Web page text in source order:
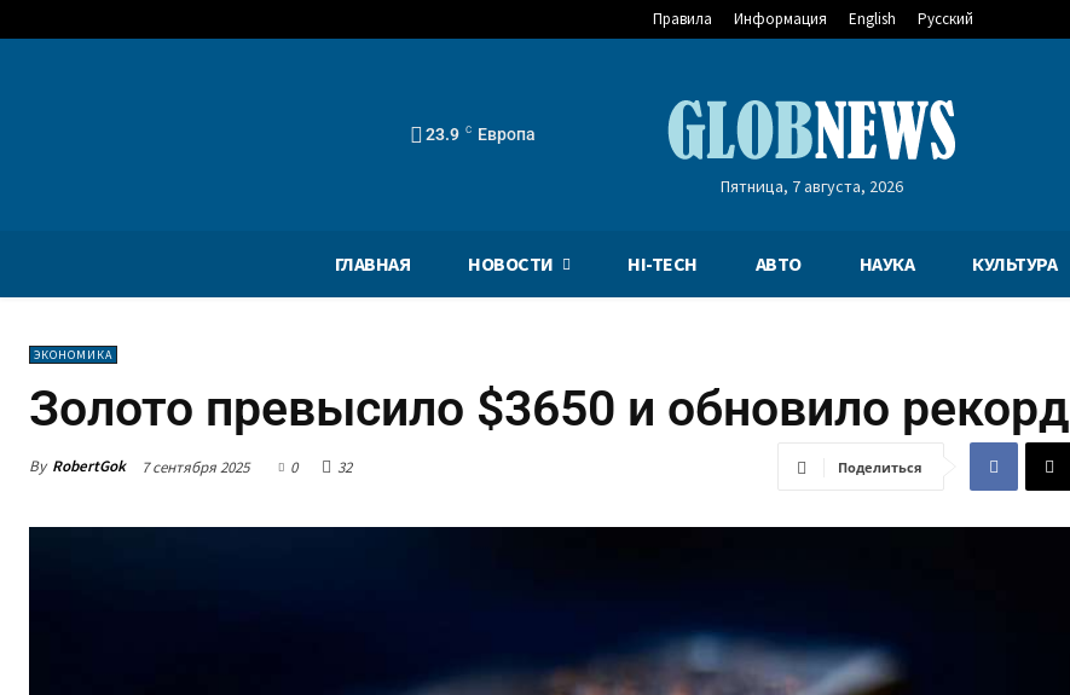
Правила Информация English Русский
23.9 C Европа
Пятница, 7 августа, 2026
ГЛАВНАЯ НОВОСТИ HI-TECH АВТО НАУКА КУЛЬТУРА
ЭКОНОМИКА
Золото превысило $3650 и обновило рекорд
By RobertGok 7 сентября 2025 0 32 Поделиться